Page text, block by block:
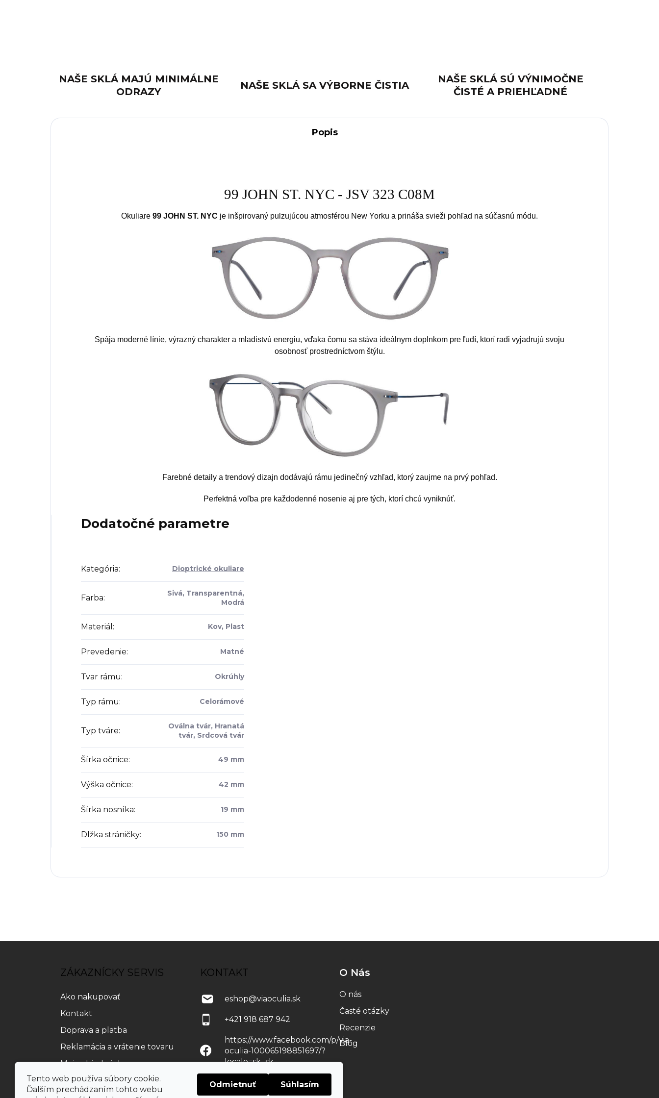
Tento web používa súbory cookie.
Ďalším prechádzaním tohto webu
Odmietnuť Súhlasím
NAŠE SKLÁ MAJÚ MINIMÁLNE
ODRAZY
NAŠE SKLÁ SA VÝBORNE ČISTIA
NAŠE SKLÁ SÚ VÝNIMOČNE
ČISTÉ A PRIEHĽADNÉ
Popis
99 JOHN ST. NYC - JSV 323 C08M
Okuliare 99 JOHN ST. NYC je inšpirovaný pulzujúcou atmosférou New Yorku a prináša svieži pohľad na súčasnú módu.
Spája moderné línie, výrazný charakter a mladistvú energiu, vďaka čomu sa stáva ideálnym doplnkom pre ľudí, ktorí radi vyjadrujú svoju
osobnosť prostredníctvom štýlu.
Farebné detaily a trendový dizajn dodávajú rámu jedinečný vzhľad, ktorý zaujme na prvý pohľad.
Perfektná voľba pre každodenné nosenie aj pre tých, ktorí chcú vyniknúť.
Dodatočné parametre
Kategória: Dioptrické okuliare
Farba:
Sivá, Transparentná,
Modrá
Materiál : Kov, Plast
Prevedenie: Matné
Tvar rámu: Okrúhly
Typ rámu: Celorámové
Typ tváre:
Oválna tvár, Hranatá
tvár, Srdcová tvár
Šírka očnice: 49 mm
Výška očnice: 42 mm
Šírka nosníka: 19 mm
Dlžka stráničky: 150 mm
ZÁKAZNÍCKY SERVIS
Ako nakupovať
Kontakt
Doprava a platba
Reklamácia a vrátenie tovaru
Moja objednávka
KONTAKT
eshop@viaoculia.sk
+421 918 687 942
https://www.facebook.com/p/via-
oculia-100065198851697/?
locale=sk_sk
viaoculia
O Nás
O nás
Časté otázky
Recenzie
Blog